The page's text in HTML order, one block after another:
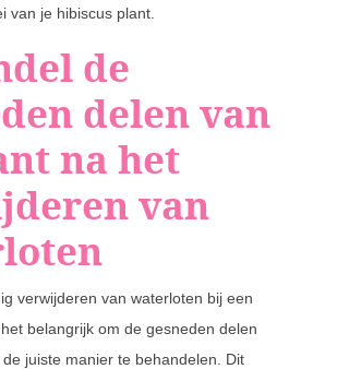
van je hibiscus plant.
de
delen van
na het
van
verwijderen van waterloten bij een
belangrijk om de gesneden delen
juiste manier te behandelen. Dit